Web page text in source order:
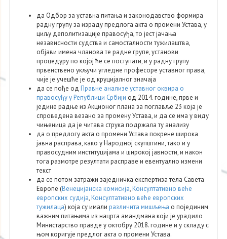
да Одбор за уставна питања и законодавство формира
радну групу за израду предлога акта о промени Устава, у
циљу деполитизације правосуђа, то јест јачања
независности судства и самосталности тужилаштва,
објави имена чланова те радне групе, установи
процедуру по којој ће се поступати, и у радну групу
првенствено укључи угледне професоре уставног права,
чије је учешће је од круцијалног значаја
да се пође од Правне анализе уставног оквира о
правосуђу у Републици Србији од 2014. године, прве и
једине радње из Акционог плана за поглавље 23 која је
спроведена везано за промену Устава, и да се има у виду
чињеница да је читава струка подржала ту анализу
да о предлогу акта о промени Устава покрене широка
јавна расправа, како у Народној скупштини, тако и у
правосудним институцијама и широкој јавности, и након
тога размотре резултати расправе и евентуално измени
текст
да се потом затражи заједничка експертиза тела Савета
Европе (Венецијанска комисија,Консултативно веће
европских судија,Консултативно веће европских
тужилаца) која су имали различита мишљења о појединим
важним питањима из нацрта амандмана који је урадило
Министарство правде у октобру 2018. године и у складу с
њом коригује предлог акта о промени Устава.